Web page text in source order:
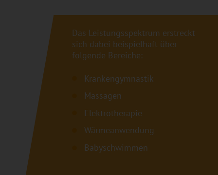
Das Leistungsspektrum erstreckt
sich dabei beispielhaft über
folgende Bereiche:
Krankengymnastik
Massagen
Elektrotherapie
Wärmeanwendung
Babyschwimmen